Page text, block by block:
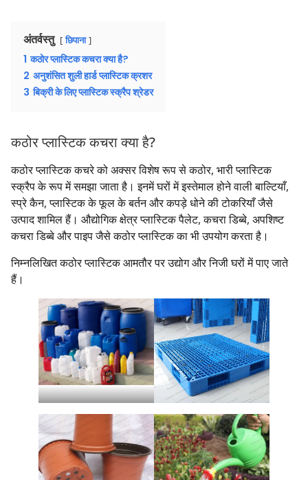
अंतर्वस्तु छिपाना
1 कठोर प्लास्टिक कचरा क्या है?
2 अनुशंसित शुली हार्ड प्लास्टिक क्रशर
3 बिक्री के लिए प्लास्टिक स्क्रैप श्रेडर
कठोर प्लास्टिक कचरा क्या है?
कठोर प्लास्टिक कचरे को अक्सर विशेष रूप से कठोर, भारी प्लास्टिक
स्क्रैप के रूप में समझा जाता है। इनमें घरों में इस्तेमाल होने वाली बाल्टियाँ,
स्प्रे कैन, प्लास्टिक के फूल के बर्तन और कपड़े धोने की टोकरियाँ जैसे
उत्पाद शामिल हैं। औद्योगिक क्षेत्र प्लास्टिक पैलेट, कचरा डिब्बे, अपशिष्ट
कचरा डिब्बे और पाइप जैसे कठोर प्लास्टिक का भी उपयोग करता है।
निम्नलिखित कठोर प्लास्टिक आमतौर पर उद्योग और निजी घरों में पाए जाते
हैं।